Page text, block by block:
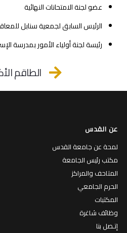
عضو لجنة الامتحانات النهائية
الرئيس السابق لجمعية سنابل للمعاقين 2004-2006
رئيسة لجنة أولياء الأمور بمدرسة
الطاقم
عن القدس
لمحة عن جامعة القدس
مكتب رئيس الجامعة
المتاحف والمراكز
الحرم الجامعي
المكتبات
وظائف شاغرة
إتـصل بنا